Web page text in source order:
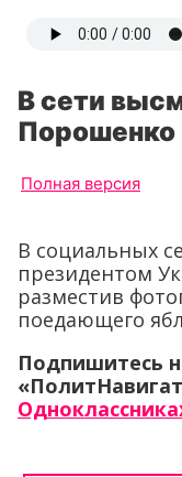
В сети
Порошенко
Полная версия
В социальных
президентом
разместив
поедающего
Подпишитесь